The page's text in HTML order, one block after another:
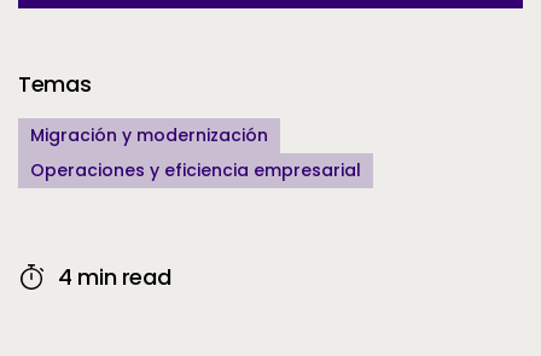
Additional Information
Temas
Migración y modernización
Operaciones y eficiencia empresarial
4 min read